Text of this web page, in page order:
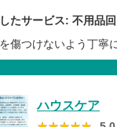
たサービス: 不用品
傷つけないよう丁寧
ハウスケア